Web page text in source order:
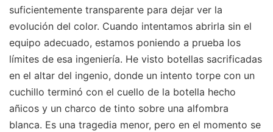
suficientemente transparente para dejar ver la
evolución del color. Cuando intentamos abrirla sin el
equipo adecuado, estamos poniendo a prueba los
límites de esa ingeniería. He visto botellas sacrificadas
en el altar del ingenio, donde un intento torpe con un
cuchillo terminó con el cuello de la botella hecho
añicos y un charco de tinto sobre una alfombra
blanca. Es una tragedia menor, pero en el momento se